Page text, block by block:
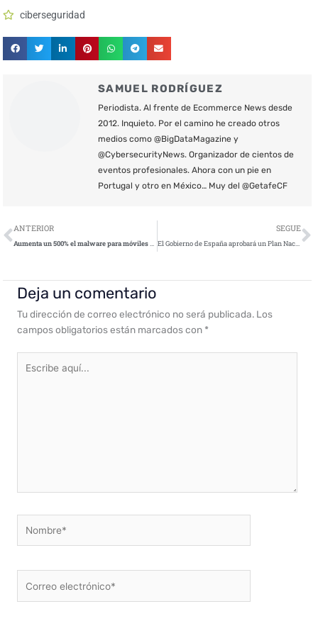
ciberseguridad
SAMUEL RODRÍGUEZ
Periodista. Al frente de Ecommerce News desde
2012. Inquieto. Por el camino he creado otros
medios como @BigDataMagazine y
@CybersecurityNews. Organizador de cientos de
eventos profesionales. Ahora con un pie en
Portugal y otro en México… Muy del @GetafeCF
Ant
ANTERIOR
Aumenta un 500% el malware para móviles en Europa: estas son las mayores amenazas
SEGUE
El Gobierno de España aprobará un Plan Nacional de Ciberseguridad
Deja un comentario
Tu dirección de correo electrónico no será publicada. Los
campos obligatorios están marcados con *
aquí...
electrónico*